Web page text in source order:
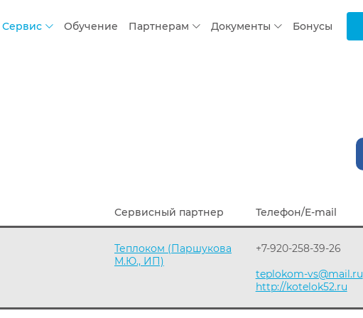
Сервис Обучение Партнерам Документы Бонусы
Сервисный партнер Телефон/E-mail
Теплоком (Паршукова
М.Ю., ИП)
+7-920-258-39-26
teplokom-vs@mail.ru
http://kotelok52.ru